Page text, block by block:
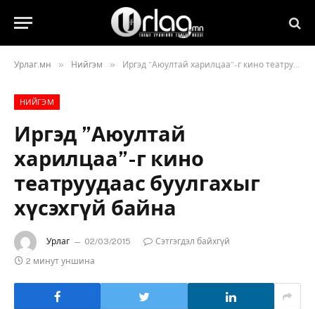
Урлаг.мн » Нийгэм » Иргэд ”Аюултай харилцаа”-г кино театруудаас буулгахыг хүсэхгүй байна
НИЙГЭМ
Иргэд ”Аюултай
харилцаа”-г кино
театруудаас буулгахыг
хүсэхгүй байна
Урлаг 02/03/2015
Сэтгэгдэл байхгүй
2 минут уншина